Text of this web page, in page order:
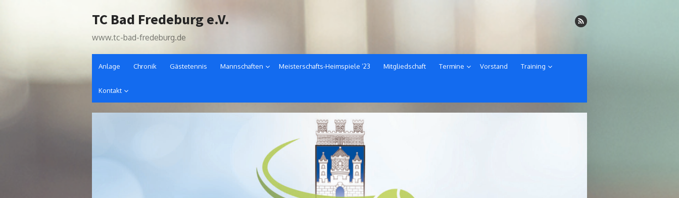
to
TC Bad Fredeburg e.V.
www.tc-bad-fredeburg.de
Anlage Chronik Gästetennis Mannschaften Meisterschafts-Heimspiele ’23 Mitgliedschaft Termine Vorstand Training
Kontakt